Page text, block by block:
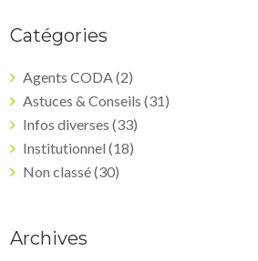
Catégories
Agents CODA(2)
Astuces & Conseils (31)
Infos diverses (33)
Institutionnel (18)
Non classé(30)
Archives